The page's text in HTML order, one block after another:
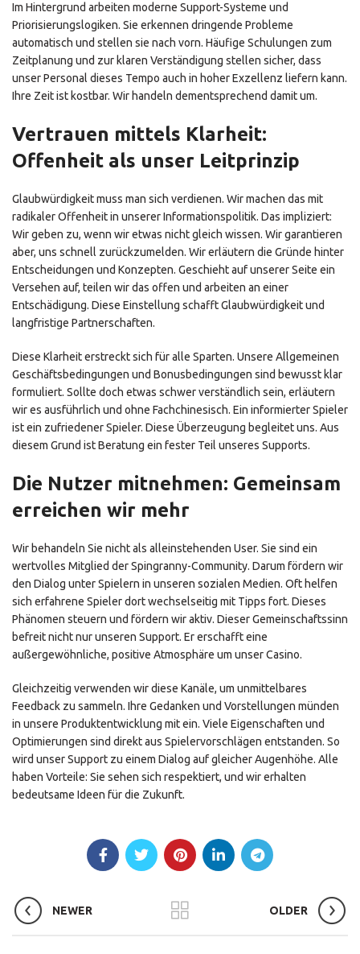
Im Hintergrund arbeiten moderne Support-Systeme und
Priorisierungslogiken. Sie erkennen dringende Probleme
automatisch und stellen sie nach vorn. Häufige Schulungen zum
Zeitplanung und zur klaren Verständigung stellen sicher, dass
unser Personal dieses Tempo auch in hoher Exzellenz liefern kann.
Ihre Zeit ist kostbar. Wir handeln dementsprechend damit um.
Vertrauen mittels Klarheit:
Offenheit als unser Leitprinzip
Glaubwürdigkeit muss man sich verdienen. Wir machen das mit
radikaler Offenheit in unserer Informationspolitik. Das impliziert:
Wir geben zu, wenn wir etwas nicht gleich wissen. Wir garantieren
aber, uns schnell zurückzumelden. Wir erläutern die Gründe hinter
Entscheidungen und Konzepten. Geschieht auf unserer Seite ein
Versehen auf, teilen wir das offen und arbeiten an einer
Entschädigung. Diese Einstellung schafft Glaubwürdigkeit und
langfristige Partnerschaften.
Diese Klarheit erstreckt sich für alle Sparten. Unsere Allgemeinen
Geschäftsbedingungen und Bonusbedingungen sind bewusst klar
formuliert. Sollte doch etwas schwer verständlich sein, erläutern
wir es ausführlich und ohne Fachchinesisch. Ein informierter Spieler
ist ein zufriedener Spieler. Diese Überzeugung begleitet uns. Aus
diesem Grund ist Beratung ein fester Teil unseres Supports.
Die Nutzer mitnehmen: Gemeinsam
erreichen wir mehr
Wir behandeln Sie nicht als alleinstehenden User. Sie sind ein
wertvolles Mitglied der Spingranny-Community. Darum fördern wir
den Dialog unter Spielern in unseren sozialen Medien. Oft helfen
sich erfahrene Spieler dort wechselseitig mit Tipps fort. Dieses
Phänomen steuern und fördern wir aktiv. Dieser Gemeinschaftssinn
befreit nicht nur unseren Support. Er erschafft eine
außergewöhnliche, positive Atmosphäre um unser Casino.
Gleichzeitig verwenden wir diese Kanäle, um unmittelbares
Feedback zu sammeln. Ihre Gedanken und Vorstellungen münden
in unsere Produktentwicklung mit ein. Viele Eigenschaften und
Optimierungen sind direkt aus Spielervorschlägen entstanden. So
wird unser Support zu einem Dialog auf gleicher Augenhöhe. Alle
haben Vorteile: Sie sehen sich respektiert, und wir erhalten
bedeutsame Ideen für die Zukunft.
NEWER OLDER